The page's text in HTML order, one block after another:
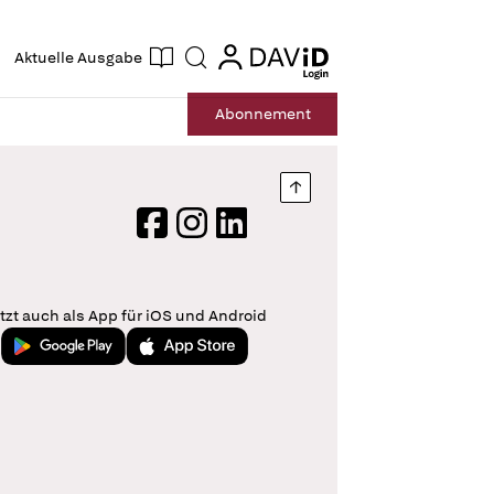
Aktuelle Ausgabe Suche login
login
Abonnement
Nach oben springen
FacebookInstagram
LinkedIn
auch als App für iOS und Android
Jetzt bei Google PlayLaden im App Store